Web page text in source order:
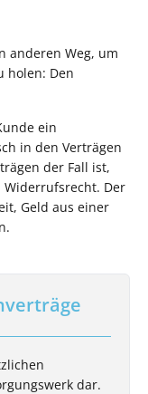
anderen Weg, um
holen: Den
ein
in den Verträgen
der Fall ist,
Widerrufsrecht. Der
Geld aus einer
dar.